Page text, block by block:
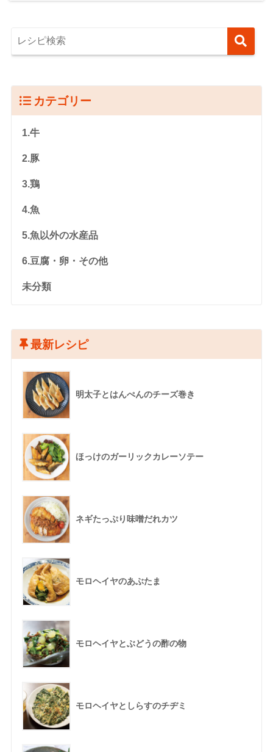
カテゴリー
1.牛
2.豚
3.鶏
4.魚
5.魚以外の水産品
6.豆腐・卵・その他
未分類
最新レシピ
明太子とはんぺんのチーズ巻き
ほっけのガーリックカレーソテー
ネギたっぷり味噌だれカツ
モロヘイヤのあぶたま
モロヘイヤとぶどうの酢の物
モロヘイヤとしらすのチヂミ